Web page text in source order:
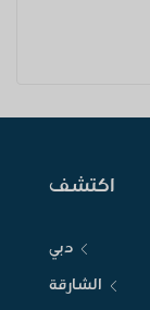
اكتشف
دبي
الشارقة